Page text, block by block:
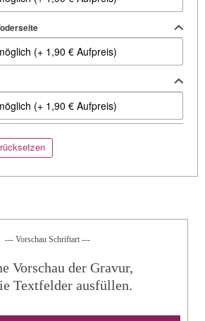
--- Vorschau Schriftart ---
Vorschau der Gravur,
Textfelder ausfüllen.